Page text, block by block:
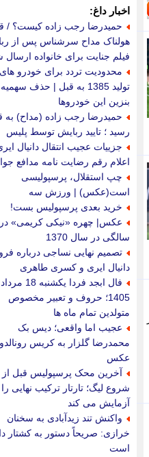
اخبار داغ:
حمیدرضا رجب زاده کیست؟ /
هولناک مداح سرشناس پس از
فیلم جنایت برای خانواده ارسال
محدودیت تردد برای خودرو های
تولید 1385 به قبل | حذف سهمیه
بنزین این خودروها
حمیدرضا رجب زاده (مداح) به
رسید ؛ تایید ربایش توسط پلیس
جزییات عجیب انتقال دانیال
اعلام رقم رضایت نامه مدافع
چپ استقلال، پرسپولیسی
است(عکس) | ورزش سه
خرید بعدی پرسپولیس بست!
سالگی در سال 1370
تصمیم نهایی نساجی درباره
دانیال ایری و کسری طاهری
فال ابجد فردا یکشنبه 18 مرداد
1405؛ حروف و تعبیر مخصوص
متولدین تمام ماه ها
عجیب اما واقعی؛ دیس بک
محمدرضا گلزار به کریس
عکس
آخرین محک پرسپولیس قبل از
شروع لیگ؛ تارتار ترکیب نهایی را
آزمایش می کند
واکنش تند زیدآبادی به سخنان
خرازی: صریحاً دستور به کشتار
است